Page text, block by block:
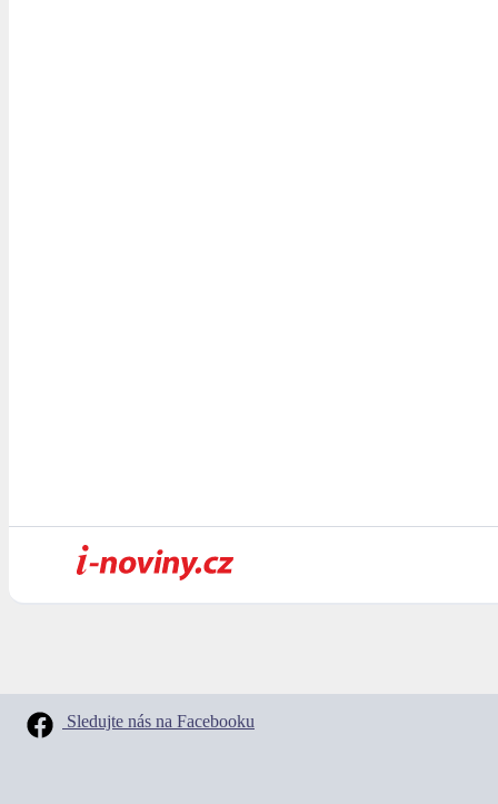
Sledujte nás na Facebooku